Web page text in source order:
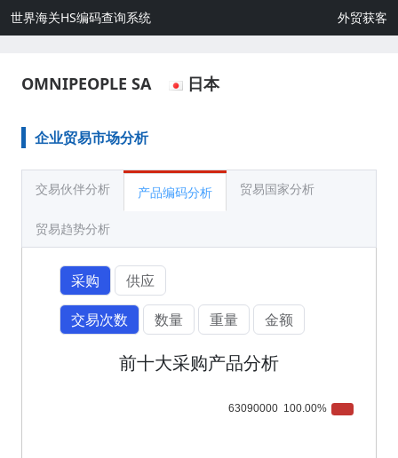
世界海关HS编码查询系统 外贸获客
OMNIPEOPLE SA 日本
企业贸易市场分析
交易伙伴分析 产品编码分析 贸易国家分析
贸易趋势分析
采购
供应
交易次数
数量 重量 金额
前十大采购产品分析